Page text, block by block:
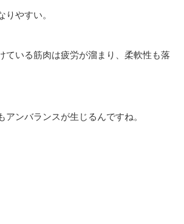
やすい。
ている筋肉は疲労が溜まり、柔軟性も落
アンバランスが生じるんですね。